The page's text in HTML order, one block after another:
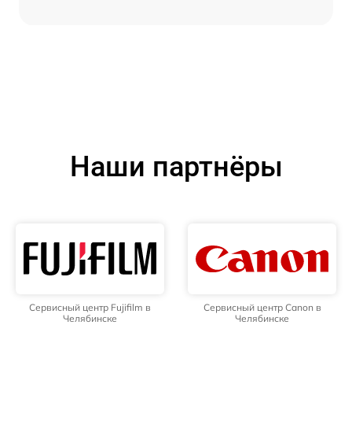
Наши партнёры
Сервисный центр Fujifilm в
Челябинске
Сервисный центр Canon в
Челябинске